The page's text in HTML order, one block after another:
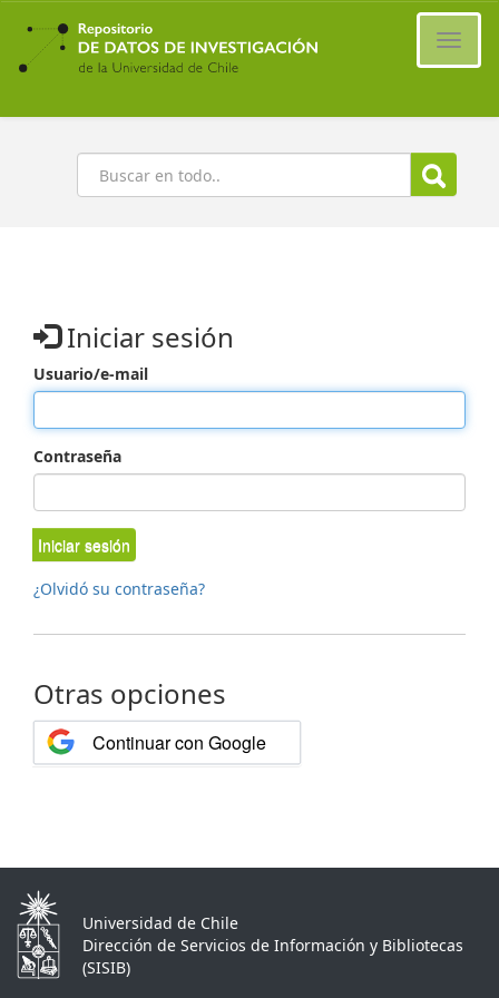
Ir
contenido
principal
Buscar
Iniciar sesión
Usuario/e-mail
Contraseña
Iniciar sesión
¿Olvidó su contraseña?
Otras opciones
Continuar con Google
Universidad de Chile
Dirección de Servicios de Información y Bibliotecas
(SISIB)